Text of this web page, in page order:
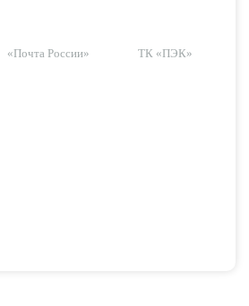
«Почта России» ТК «ПЭК»